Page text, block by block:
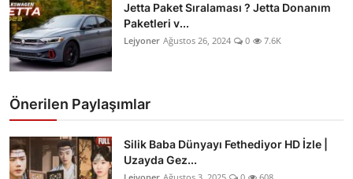
Yakıt, LPG & ElektrikliJetta Paket Sıralaması ? Jetta Donanım
Paketleri v...
Lejyoner Ağustos 26, 2024 0 7.6K
Önerilen Paylaşımlar
Silik Baba Dünyayı Fethediyor HD İzle |
Uzayda Gez...